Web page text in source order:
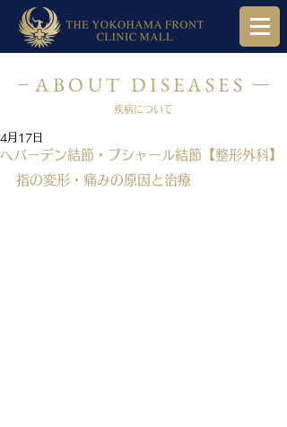
ABOUT DISEASES
疾病について
へバーデン結節・ブシャール結節【整形外科】
4月17日
指の変形・痛みの原因と治療